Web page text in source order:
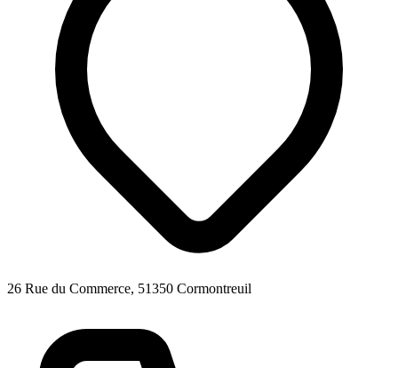
26 Rue du Commerce, 51350 Cormontreuil